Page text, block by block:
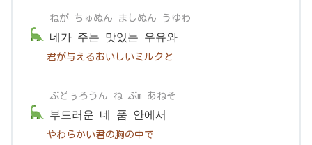
ねが ちゅぬん ましぬん うゆわ
네가 주는 맛있는 우유와
君が与えるおいしいミルクと
ぶどぅろうん ね ぶm あねそ
부드러운 네 품 안에서
やわらかい君の胸の中で